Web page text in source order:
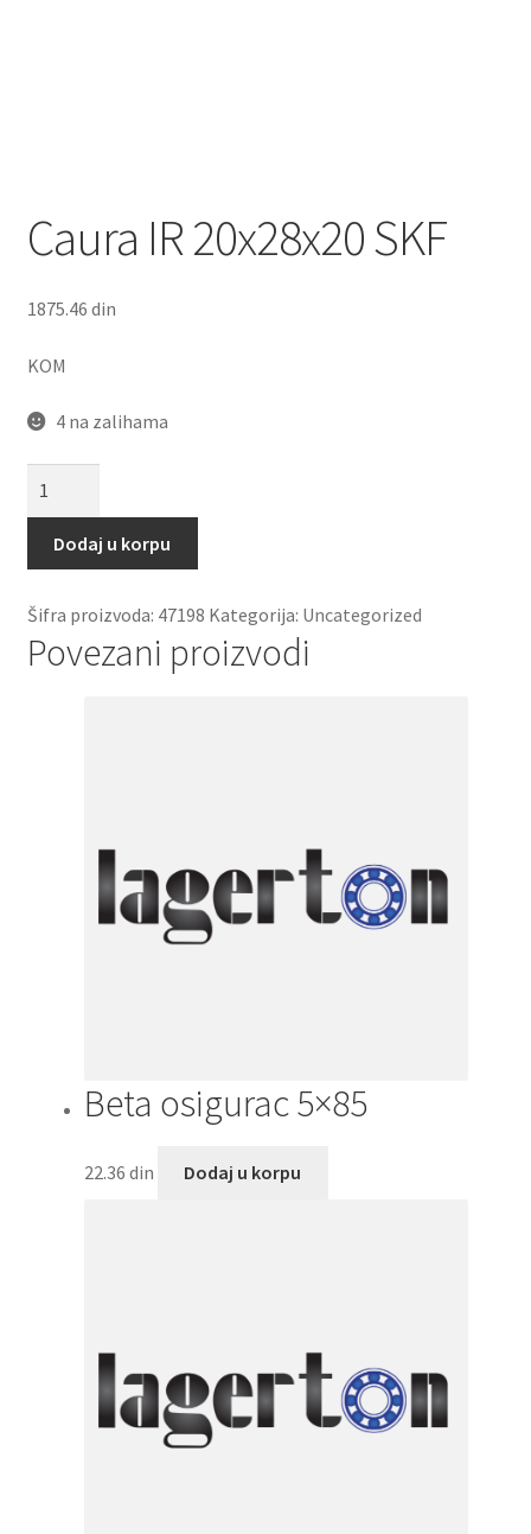
Caura IR 20x28x20 SKF
1875.46 din
KOM
4 na zalihama
20x28x20
SKF
Dodaj u korpu
Šifra proizvoda: 47198 Kategorija: Uncategorized
Povezani proizvodi
Beta osigurac 5×85
22.36 din Dodaj u korpu